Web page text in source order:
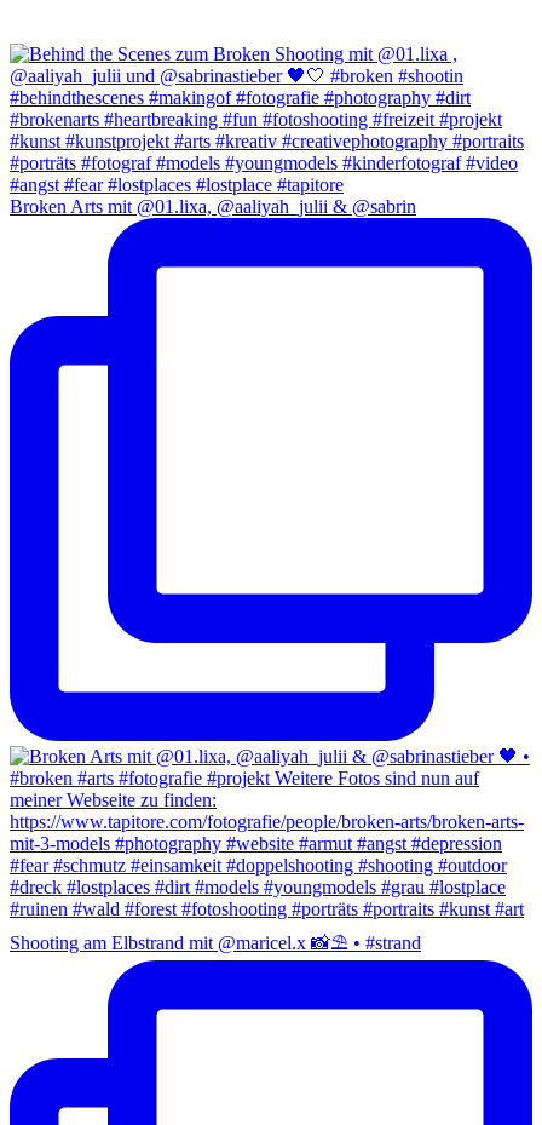
Broken Arts mit @01.lixa, @aaliyah_julii & @sabrin
Shooting am Elbstrand mit @maricel.x 📸⛱️ • #strand